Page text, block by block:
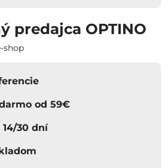
predajca OPTINO
shop
od 59€
30 dní